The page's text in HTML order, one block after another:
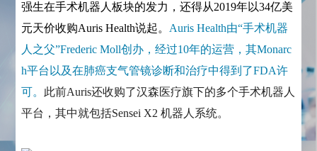
强生在手术机器人板块的发力，还得从2019年以34亿美
元天价收购Auris Health说起。 Auris Health由“手术机器
人之父”Frederic Moll创办，经过10年的运营，其Monarc
h平台以及在肺癌支气管镜诊断和治疗中得到了FDA许
可。 此前Auris还收购了汉森医疗旗下的多个手术机器人
平台，其中就包括Sensei X2 机器人系统。